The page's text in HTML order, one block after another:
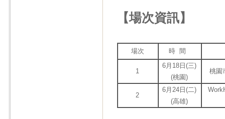
【場次資訊】
場次 時 間
1
6月18日(三)
(桃園)
桃園
2
6月24日(二)
(高雄)